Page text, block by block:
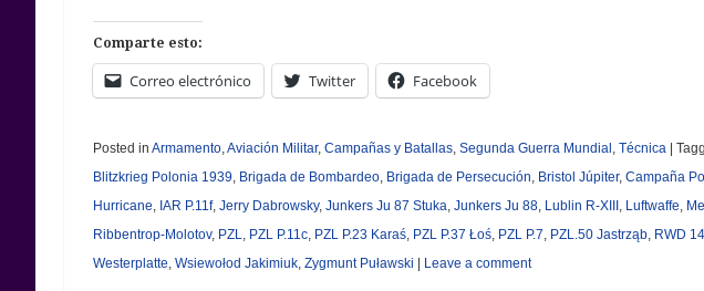
Comparte esto:
Correo electrónico Twitter Facebook
Posted in Armamento,Aviación Militar, Campañas y Batallas, Segunda Guerra Mundial , Técnica
Blitzkrieg Polonia 1939, Brigada de Bombardeo, Brigada de Persecución, Bristol Júpiter, Campaña
Hurricane, IAR P.11f, Jerry Dabrowsky, Junkers Ju 87 Stuka, Junkers Ju 88, Lublin R-XIII , Luftwaffe,
Ribbentrop-Molotov, PZL, PZL P.11c, PZL P.23 Karaś, PZL P.37 Łoś, PZL P.7, PZL.50 Jastrząb, RWD
Westerplatte, Wsiewołod Jakimiuk, Zygmunt Puławski Leave a comment